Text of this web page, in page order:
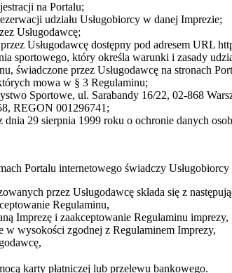
na Portalu;
udziału Usługobiorcy w danej Imprezie;
Usługodawcę;
Usługodawcę dostępny pod adresem URL
sportowego, który określa warunki i zasady
świadczone przez Usługodawcę na stronach
mowa w § 3 Regulaminu;
Sportowe, ul. Sarabandy 16/22, 02-868
REGON 001296741;
29 sierpnia 1999 roku o ochronie danych
Portalu internetowego świadczy
przez Usługodawcę składa się z
Regulaminu,
Imprezę i zaakceptowanie Regulaminu imprezy,
w wysokości zgodnej z Regulaminem Imprezy,
karty płatniczej lub przelewu bankowego.